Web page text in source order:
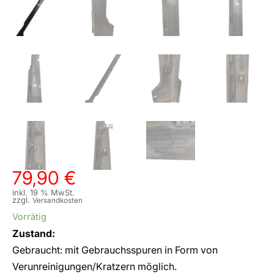
79,90 €
inkl. 19 % MwSt.
zzgl. Versandkosten
Vorrätig
Zustand:
Gebraucht: mit Gebrauchsspuren in Form von
Verunreinigungen/Kratzern möglich.